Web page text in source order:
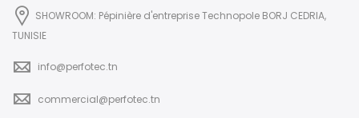
SHOWROOM: Pépinière d'entreprise Technopole BORJ CEDRIA,
TUNISIE
info@perfotec.tn
commercial@perfotec.tn